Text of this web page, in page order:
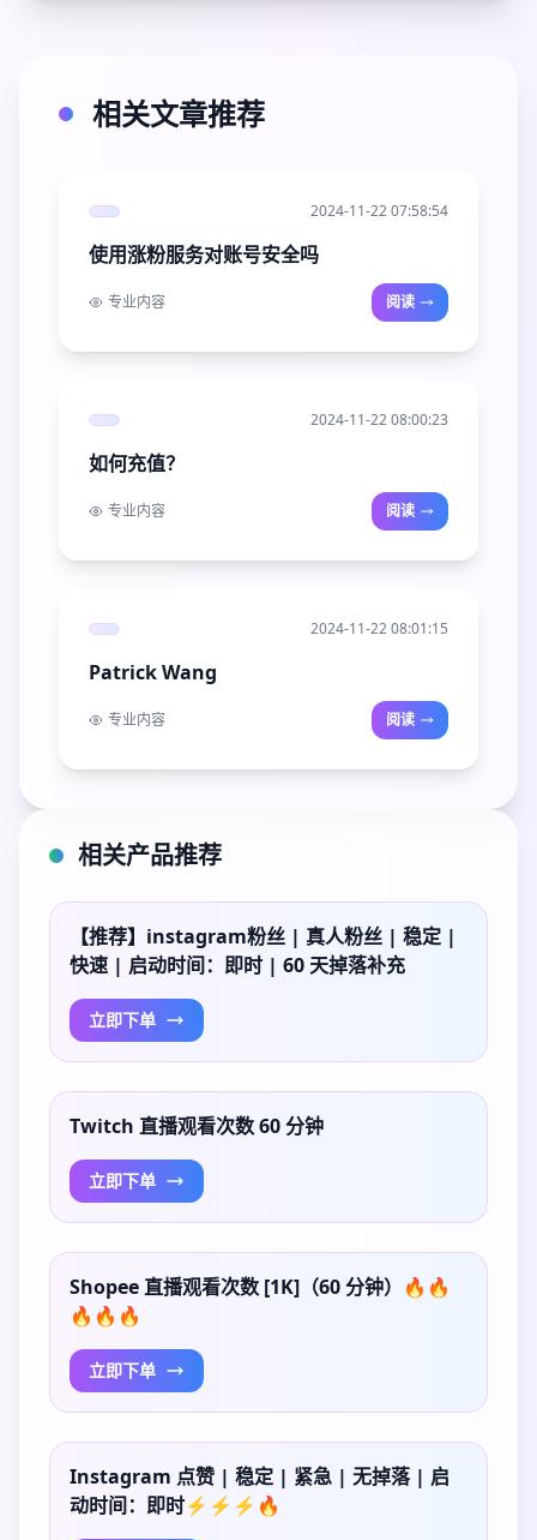
相关文章推荐
2024-11-22 07:58:54
使用涨粉服务对账号安全吗
专业内容 阅读
2024-11-22 08:00:23
如何充值？
专业内容 阅读
2024-11-22 08:01:15
Patrick Wang
专业内容 阅读
相关产品推荐
【推荐】instagram粉丝 | 真人粉丝 | 稳定 |
快速 | 启动时间：即时 | 60 天掉落补充
立即下单
Twitch 直播观看次数 60 分钟
立即下单
Shopee 直播观看次数 [1K]（60 分钟）🔥🔥
🔥🔥🔥
立即下单
Instagram 点赞 | 稳定 | 紧急 | 无掉落 | 启
动时间：即时⚡⚡⚡🔥